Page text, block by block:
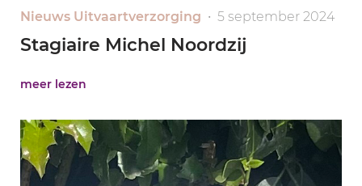
Nieuws Uitvaartverzorging • 5 september 2024
Stagiaire Michel Noordzij
meer lezen